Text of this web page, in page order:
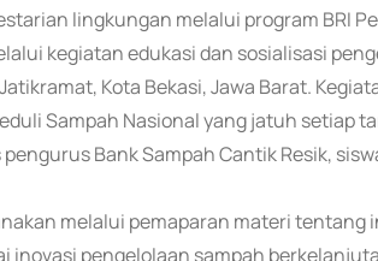
lingkungan melalui program BRI
kegiatan edukasi dan sosialisasi
Kota Bekasi, Jawa Barat.
Sampah Nasional yang jatuh setiap
Bank Sampah Cantik Resik,
melalui pemaparan materi tentang
pengelolaan sampah